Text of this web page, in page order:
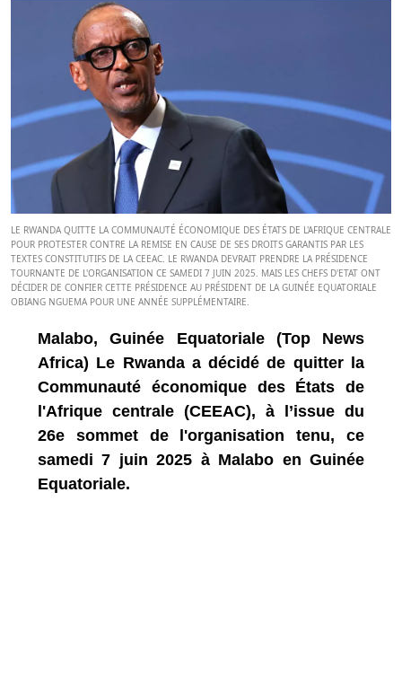
LE RWANDA QUITTE LA COMMUNAUTÉ ÉCONOMIQUE DES ÉTATS DE L'AFRIQUE CENTRALE
POUR PROTESTER CONTRE LA REMISE EN CAUSE DE SES DROITS GARANTIS PAR LES
TEXTES CONSTITUTIFS DE LA CEEAC. LE RWANDA DEVRAIT PRENDRE LA PRÉSIDENCE
TOURNANTE DE L'ORGANISATION CE SAMEDI 7 JUIN 2025. MAIS LES CHEFS D'ETAT ONT
DÉCIDER DE CONFIER CETTE PRÉSIDENCE AU PRÉSIDENT DE LA GUINÉE EQUATORIALE
OBIANG NGUEMA POUR UNE ANNÉE SUPPLÉMENTAIRE.
Malabo, Guinée Equatoriale (Top News
Africa) Le Rwanda a décidé de quitter la
Communauté économique des États de
l'Afrique centrale (CEEAC), à l’issue du
26e sommet de l'organisation tenu, ce
samedi 7 juin 2025 à Malabo en Guinée
Equatoriale.